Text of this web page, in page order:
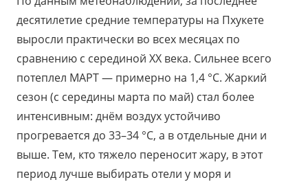
десятилетие средние температуры на Пхукете
выросли практически во всех месяцах по
сравнению с серединой XX века. Сильнее всего
потеплел МАРТ — примерно на 1,4 °C. Жаркий
сезон (с середины марта по май) стал более
интенсивным: днём воздух устойчиво
прогревается до 33–34 °C, а в отдельные дни и
выше. Тем, кто тяжело переносит жару, в этот
период лучше выбирать отели у моря и